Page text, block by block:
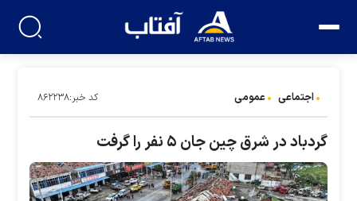
اجتماعی عمومی کد خبر:۸۶۲۲۳۸
گردباد در شرق چین جان ۵ نفر را گرفت